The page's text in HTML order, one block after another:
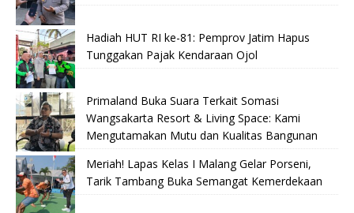
Hadiah HUT RI ke-81: Pemprov Jatim Hapus
Tunggakan Pajak Kendaraan Ojol
Primaland Buka Suara Terkait Somasi
Wangsakarta Resort & Living Space: Kami
Mengutamakan Mutu dan Kualitas Bangunan
Meriah! Lapas Kelas I Malang Gelar Porseni,
Tarik Tambang Buka Semangat Kemerdekaan